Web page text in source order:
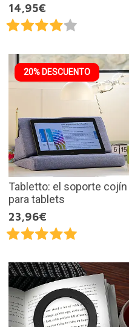
14,95€
20% DESCUENTO
Tabletto: el soporte cojín
para tablets
23,96€